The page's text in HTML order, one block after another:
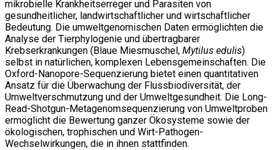
mikrobielle Krankheitserreger und Parasiten von
gesundheitlicher, landwirtschaftlicher und wirtschaftlicher
Bedeutung. Die umweltgenomischen Daten ermöglichten die
Analyse der Tierphylogenie und übertragbarer
Krebserkrankungen (Blaue Miesmuschel, Mytilus edulis)
selbst in natürlichen, komplexen Lebensgemeinschaften. Die
Oxford-Nanopore-Sequenzierung bietet einen quantitativen
Ansatz für die Überwachung der Flussbiodiversität, der
Umweltverschmutzung und der Umweltgesundheit. Die Long-
Read-Shotgun-Metagenomsequenzierung von Umweltproben
ermöglicht die Bewertung ganzer Ökosysteme sowie der
ökologischen, trophischen und Wirt-Pathogen-
Wechselwirkungen, die in ihnen stattfinden.